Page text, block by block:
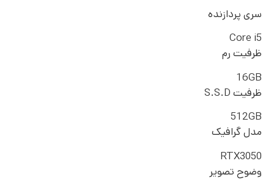
سری پردازنده
Core i5
ظرفیت رم
16GB
ظرفیت S.S.D
512GB
مدل گرافیک
RTX3050
وضوح تصویر